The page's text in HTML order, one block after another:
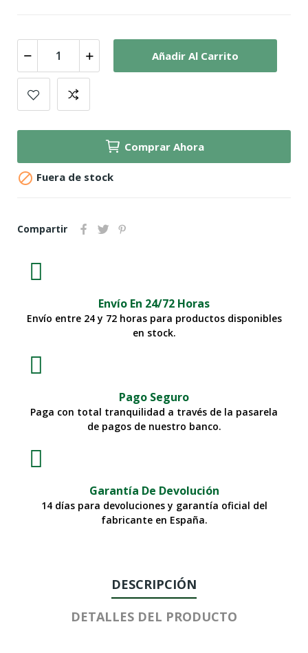
Añadir Al Carrito
Comprar Ahora
 Fuera de stock
Compartir
Envío En 24/72 Horas
Envío entre 24 y 72 horas para productos disponibles
en stock.
Pago Seguro
Paga con total tranquilidad a través de la pasarela
de pagos de nuestro banco.
Garantía De Devolución
14 días para devoluciones y garantía oficial del
fabricante en España.
DESCRIPCIÓN
DETALLES DEL PRODUCTO